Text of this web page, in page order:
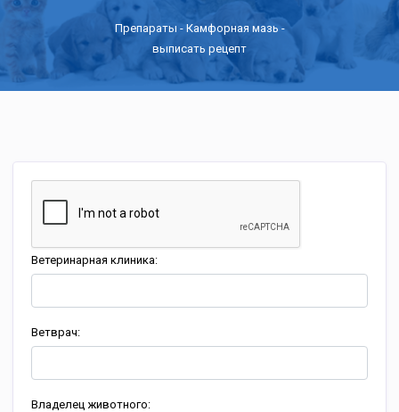
Препараты - Камфорная мазь -
выписать рецепт
Ветеринарная клиника:
Ветврач:
Владелец животного: